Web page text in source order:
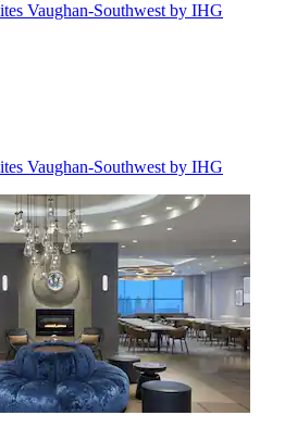
Vaughan-Southwest by IHG
Vaughan-Southwest by IHG